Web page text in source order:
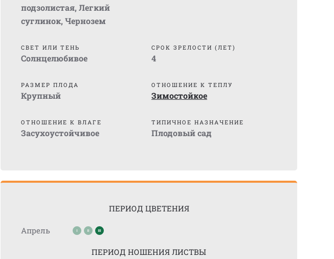
подзолистая, Легкий
суглинок, Чернозем
СВЕТ ИЛИ ТЕНЬ
Солнцелюбивое
СРОК ЗРЕЛОСТИ (ЛЕТ)
4
РАЗМЕР ПЛОДА
Крупный
ОТНОШЕНИЕ К ТЕПЛУ
Зимостойкое
ОТНОШЕНИЕ К ВЛАГЕ
Засухоустойчивое
ТИПИЧНОЕ НАЗНАЧЕНИЕ
Плодовый сад
ПЕРИОД ЦВЕТЕНИЯ
Апрель
ПЕРИОД НОШЕНИЯ ЛИСТВЫ